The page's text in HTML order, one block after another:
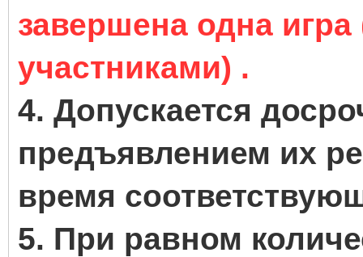
завершена одна
участниками) .
4. Допускается
предъявлением их
время
5. При равном